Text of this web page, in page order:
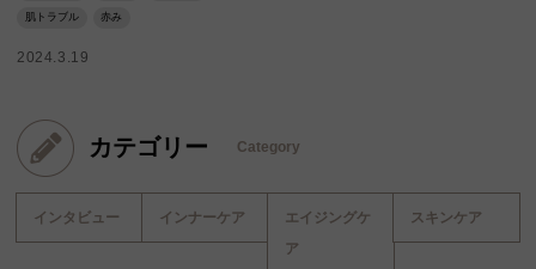
肌トラブル 赤み
2024.3.19
カテゴリー Category
インタビュー インナーケア
エイジングケ
ア
スキンケア